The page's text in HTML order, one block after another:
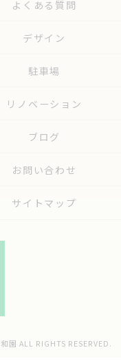
よくある質問
デザイン
駐車場
リノベーション
ブログ
お問い合わせ
サイトマップ
ALL RIGHTS RESERVED.